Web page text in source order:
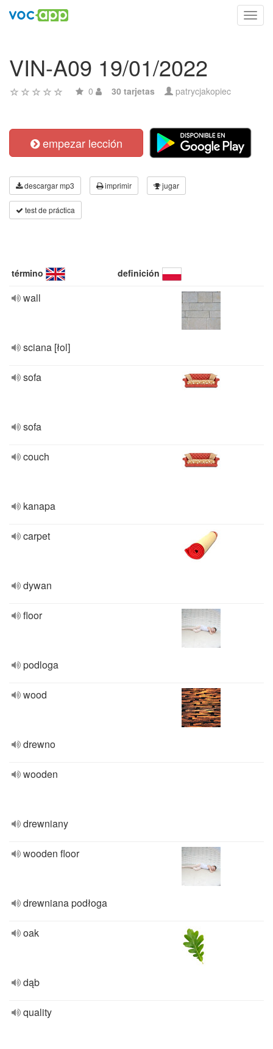
VIN-A09 19/01/2022
0 30 tarjetas patrycjakopiec
empezar lección
descargar mp3 imprimir jugar
test de práctica
término definición
wall
sciana [łol]
sofa
sofa
couch
kanapa
carpet
dywan
floor
podloga
wood
drewno
wooden
drewniany
wooden floor
drewniana podłoga
oak
dąb
quality